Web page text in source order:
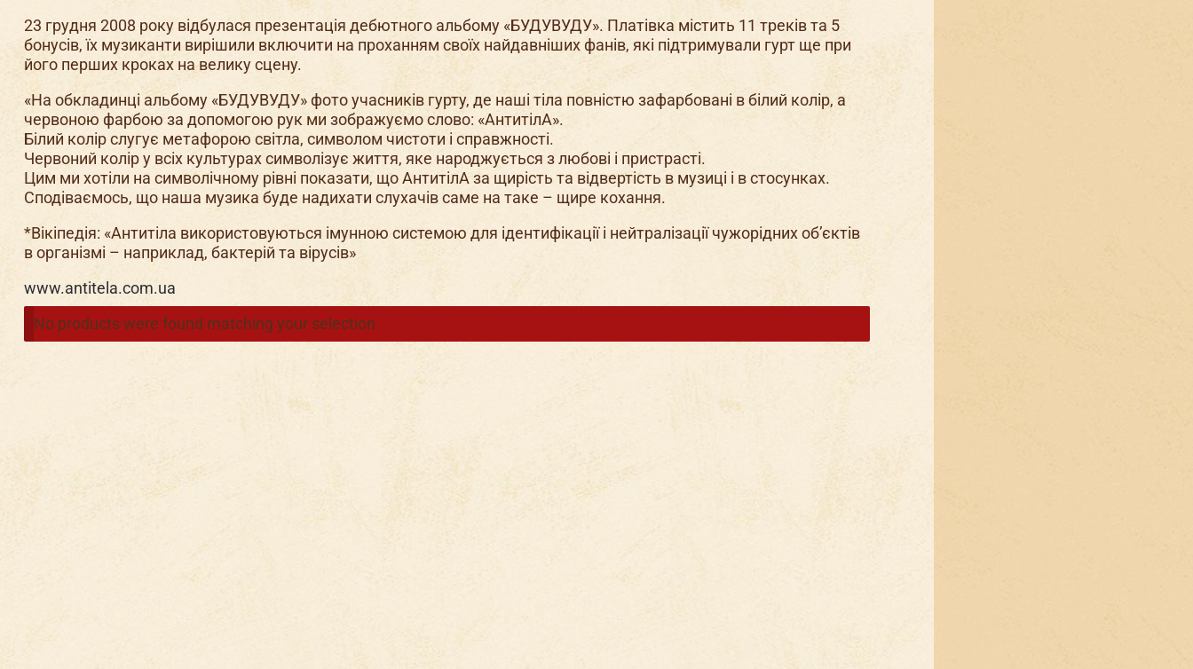
23 грудня 2008 року відбулася презентація дебютного альбому «БУДУВУДУ». Платівка містить 11 треків та 5
бонусів, їх музиканти вирішили включити на проханням своїх найдавніших фанів, які підтримували гурт ще при
його перших кроках на велику сцену.
«На обкладинці альбому «БУДУВУДУ» фото учасників гурту, де наші тіла повністю зафарбовані в білий колір, а
червоною фарбою за допомогою рук ми зображуємо слово: «АнтитілА».
Білий колір слугує метафорою світла, символом чистоти і справжності.
Червоний колір у всіх культурах символізує життя, яке народжується з любові і пристрасті.
Цим ми хотіли на символічному рівні показати, що АнтитілА за щирість та відвертість в музиці і в стосунках.
Сподіваємось, що наша музика буде надихати слухачів саме на таке – щире кохання.
*Вікіпедія: «Антитіла використовуються імунною системою для ідентифікації і нейтралізації чужорідних об’єктів
в організмі – наприклад, бактерій та вірусів»
www.antitela.com.ua
No products were found matching your selection.